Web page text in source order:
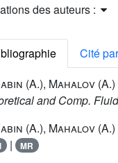
des auteurs :
Cité par
(A.), Mahalov
and Comp.
(A.), Mahalov
| MR